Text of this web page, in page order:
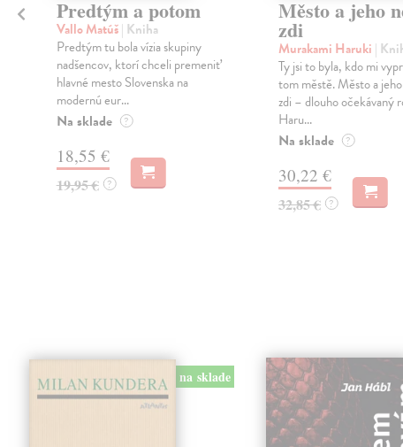
Predtým a potom
Vallo Matúš| Kniha
Predtým tu bola vízia skupiny
nadšencov, ktorí chceli premeniť
hlavné mesto Slovenska na
modernú eur...
Na sklade ?
18,55 €
19,95 € ?
Město a jeho
zdi
Murakami Haruki |
Ty jsi to byla, kdo mi
tom městě. Město a
zdi – dlouho očekávaný
Haru...
Na sklade ?
30,22 €
32,85 € ?
na sklade